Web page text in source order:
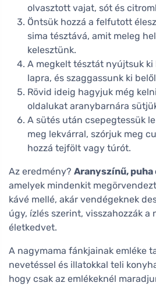
olvasztott vajat, sót és
Öntsük hozzá a felfutott
sima tésztává, amit meleg
kelesztünk.
A megkelt tésztát nyújtsuk ki
lapra, és szaggassunk ki
Rövid ideig hagyjuk még
oldalukat aranybarnára
A sütés után csepegtessük
meg lekvárral, szórjuk meg
hozzá tejfölt vagy túrót.
Az eredmény? Aranyszínű,
amelyek mindenkit
kávé mellé, akár vendégeknek
úgy, ízlés szerint, visszahozzák a
életkedvet.
A nagymama fánkjainak emléke
nevetéssel és illatokkal teli
hogy csak az emlékeknél